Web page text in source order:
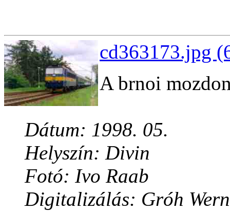
cd363173.jpg
A brnoi
Dátum: 1998. 05.
Helyszín: Divin
Fotó: Ivo Raab
Digitalizálás: Gróh